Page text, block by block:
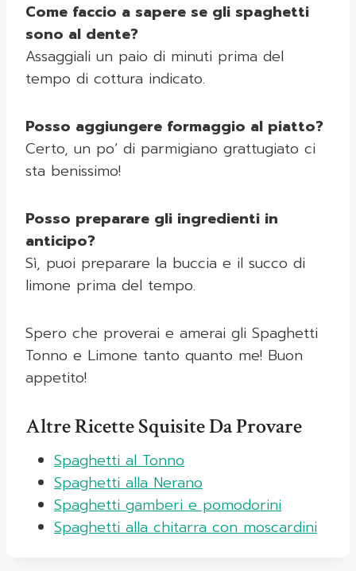
Come faccio a sapere se gli spaghetti
sono al dente?
Assaggiali un paio di minuti prima del
tempo di cottura indicato.
Posso aggiungere formaggio al piatto?
Certo, un po’ di parmigiano grattugiato ci
sta benissimo!
Posso preparare gli ingredienti in
anticipo?
Sì, puoi preparare la buccia e il succo di
limone prima del tempo.
Spero che proverai e amerai gli Spaghetti
Tonno e Limone tanto quanto me! Buon
appetito!
Altre Ricette Squisite Da Provare
Spaghetti al Tonno
Spaghetti alla Nerano
Spaghetti gamberi e pomodorini
Spaghetti alla chitarra con moscardini